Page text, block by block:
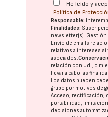
He leído y
Política de
Responsable:
Finalidades:
newsletter(s). Gestión
Envío de emails
relativos a intereses
asociados.
relación con Ud., o
llevar a cabo las
Los datos pueden
grupo por motivos de
Acceso, rectificación,
portabilidad,
decisiones